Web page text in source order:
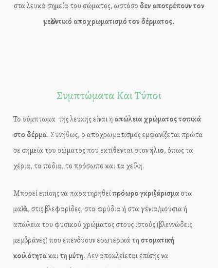
στα λευκά σημεία του σώματος, ωστόσο δεν αποτρέπουν τον
μελλοντικό αποχρωματισμό του δέρματος.
Συμπτώματα Και Τύποι
Το σύμπτωμα της λεύκης είναι η απώλεια χρώματος τοπικά
στο δέρμα. Συνήθως, ο αποχρωματισμός εμφανίζεται πρώτα
σε σημεία του σώματος που εκτίθενται στονήλιο, όπως τα
χέρια, τα πόδια, το πρόσωπο και τα χείλη.
Μπορεί επίσης να παρατηρηθείπρόωρο γκριζάρισμαστα
μαλλιά, στις βλεφαρίδες, στα φρύδια ή στα γένια/μούσια ή
απώλεια του φυσικού χρώματος στους ιστούς (βλεννώδεις
μεμβράνες) που επενδύουν εσωτερικά τη στοματική
κοιλότητακαι τημύτη. Δεν αποκλείεται επίσης να